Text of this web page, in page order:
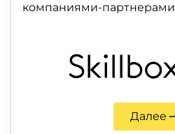
компаниями-партнерами
Далее
фитнес
Психология